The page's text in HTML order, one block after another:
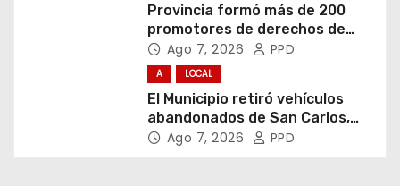
Provincia formó más de 200
promotores de derechos de
niñas, niños y adolescentes
Ago 7, 2026 PPD
A LOCAL
El Municipio retiró vehículos
abandonados de San Carlos,
Olmos y el casco urbano
Ago 7, 2026 PPD